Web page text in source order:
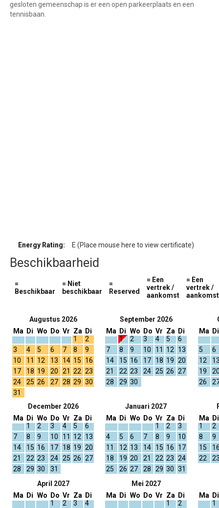
gesloten gemeenschap is er een open parkeerplaats en een
tennisbaan.
Energy Rating: E (Place mouse here to view certificate)
Beschikbaarheid
=
Beschikbaar
= Niet
beschikbaar
=
Reserved
= Een
vertrek /
aankomst
= Een
vertrek /
aankomst
Augustus 2026
Ma
Di Wo Do Vr Za
1
Di
2
3
4 5 6 7 8
9
10
11 12 13 14 15
16
17
18 19 20 21 22 23
24
25 26 27 28 29 30
31
September 2026
Ma
Di
1
Wo
2
Do
3
Vr
4
Za
5
Di
6
7
8 9 10 11 12
13
14
15 16 17 18 19 20
21
22 23 24 25 26 27
28
29 30
Ma
Di
5
6
12
19
26
December 2026
Ma
Di
1
Wo
2
Do
3
Vr
4
Za
5
Di
6
7
8 9 10 11 12
13
14
15 16 17 18 19 20
21
22 23 24 25 26 27
28
29 30 31
Januari 2027
Ma
Di Wo Do Vr
1
Za
2
Di
3
4
5 6 7 8 9
10
11
12 13 14 15 16
17
18
19 20 21 22 23 24
25
26 27 28 29 30 31
Ma
1
Di
2
8
9
15
22
April 2027
Ma
Di Wo
Do
1
Vr
2
Za
3
Di
4
Mei 2027
Ma
Di Wo Do Vr Za
1
Di
2
Ma
Di
1